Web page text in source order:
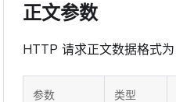
正文参数
HTTP 请求正文数据格式为
参数 类型